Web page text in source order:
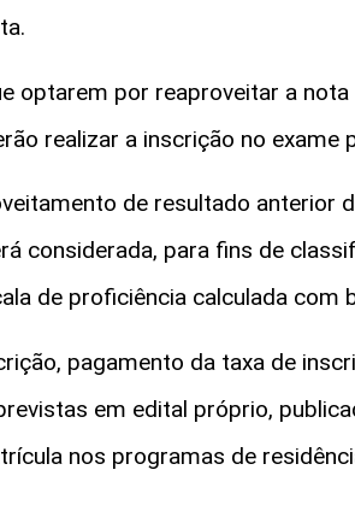
optarem por reaproveitar a
realizar a inscrição no exame
de resultado anterior
considerada, para fins de
de proficiência calculada com
pagamento da taxa de
em edital próprio,
nos programas de